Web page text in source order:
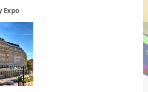
Expo